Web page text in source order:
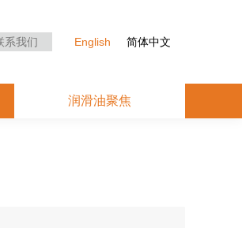
系我们 English 简体中文
润滑油聚焦